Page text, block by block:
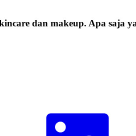
dan makeup. Apa saja